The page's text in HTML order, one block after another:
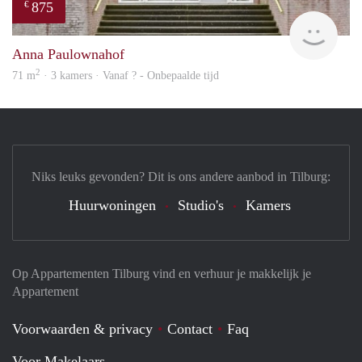
€ 875
Anna Paulownahof
71 m2 · 3 kamers · Vanaf ? - Onbepaalde tijd
Op Appartementen Tilburg vind en verhuur je makkelijk je
Appartement
Voorwaarden & privacy Contact
Faq
Niks leuks gevonden? Dit is ons andere aanbod in Tilburg:
Huurwoningen Studio's Kamers